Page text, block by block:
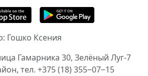
Гошко Ксения
Гамарника 30, Зелёный Луг-7
тел. +375 (18) 355‒07‒15